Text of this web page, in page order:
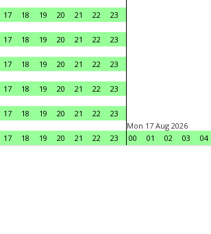
17 18 19 20 21 22
23
17 18 19 20 21 22
23
17 18 19 20 21 22
23
17 18 19 20 21 22
23
17 18 19 20 21 22
23
17 18 19 20 21 22 23
Mon 17 Aug 2026
00
01 02 03 04